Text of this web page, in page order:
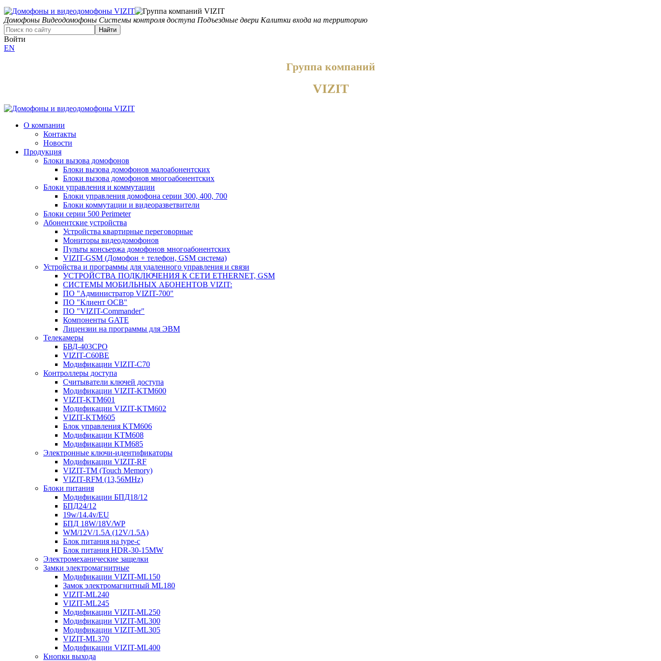
Домофоны Видеодомофоны Системы контроля доступа Подъездные двери Калитки входа на территорию
Найти
Войти
EN
Группа компаний
VIZIT
О компании
Контакты
Новости
Продукция
Блоки вызова домофонов
Блоки вызова домофонов малоабонентских
Блоки вызова домофонов многоабонентских
Блоки управления и коммутации
Блоки управления домофона серии 300, 400, 700
Блоки коммутации и видеоразветвители
Блоки серии 500 Perimeter
Абонентские устройства
Устройства квартирные переговорные
Мониторы видеодомофонов
Пульты консьержа домофонов многоабонентских
VIZIT-GSM (Домофон + телефон, GSM система)
Устройства и программы для удаленного управления и связи
УСТРОЙСТВА ПОДКЛЮЧЕНИЯ К СЕТИ ETHERNET, GSM
CИСТЕМЫ МОБИЛЬНЫХ АБОНЕНТОВ VIZIT:
ПО "Администратор VIZIT-700"
ПО "Клиент ОСВ"
ПО "VIZIT-Commander"
Компоненты GATE
Лицензии на программы для ЭВМ
Телекамеры
БВД-403СРО
VIZIT-С60BE
Модификации VIZIT-C70
Контроллеры доступа
Считыватели ключей доступа
Модификации VIZIT-KTM600
VIZIT-KTM601
Модификации VIZIT-KTM602
VIZIT-KTM605
Блок управления KTM606
Модификации KTM608
Модификации КТМ685
Электронные ключи-идентификаторы
Модификации VIZIT-RF
VIZIT-TM (Touch Memory)
VIZIT-RFM (13,56MHz)
Блоки питания
Модификации БПД18/12
БПД24/12
19w/14.4v/EU
БПД 18W/18V/WP
WM/12V/1.5A (12V/1.5A)
Блок питания на type-c
Блок питания HDR-30-15MW
Электромеханические защелки
Замки электромагнитные
Модификации VIZIT-ML150
Замок электромагнитный ML180
VIZIT-ML240
VIZIT-ML245
Модификации VIZIT-ML250
Модификации VIZIT-ML300
Модификации VIZIT-ML305
VIZIT-ML370
Модификации VIZIT-ML400
Кнопки выхода